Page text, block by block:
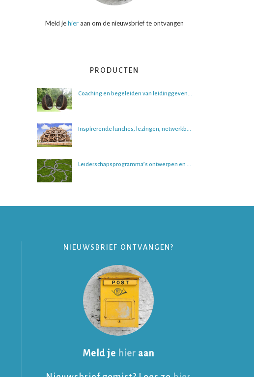
Meld jehieraan om de nieuwsbrief te ontvangen
PRODUCTEN
Coaching en begeleiden van leidinggevenden
Inspirerende lunches, lezingen, netwerkbijeenkomsten en boeksessies
Leiderschapsprogramma’s ontwerpen en begeleiden
NIEUWSBRIEF ONTVANGEN?
Meld je hier aan